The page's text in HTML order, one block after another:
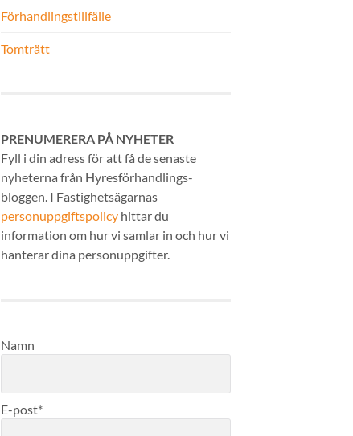
Förhandlingstillfälle
Tomträtt
PRENUMERERA PÅ NYHETER
Fyll i din adress för att få de senaste
nyheterna från Hyresförhandlings-
bloggen. I Fastighetsägarnas
personuppgiftspolicy hittar du
information om hur vi samlar in och hur vi
hanterar dina personuppgifter.
Namn
E-post*